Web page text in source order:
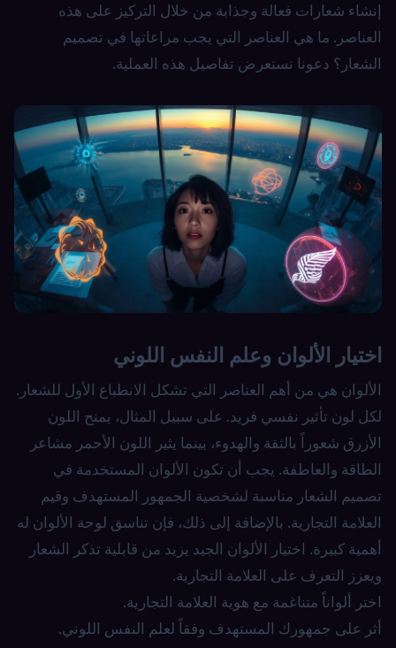
إنشاء شعارات فعالة وجذابة من خلال التركيز على هذه
العناصر. ما هي العناصر التي يجب مراعاتها في تصميم
الشعار؟ دعونا نستعرض تفاصيل هذه العملية.
اختيار الألوان وعلم النفس اللوني
الألوان هي من أهم العناصر التي تشكل الانطباع الأول للشعار.
لكل لون تأثير نفسي فريد. على سبيل المثال، يمنح اللون
الأزرق شعوراً بالثقة والهدوء، بينما يثير اللون الأحمر مشاعر
الطاقة والعاطفة. يجب أن تكون الألوان المستخدمة في
تصميم الشعار مناسبة لشخصية الجمهور المستهدف وقيم
العلامة التجارية. بالإضافة إلى ذلك، فإن تناسق لوحة الألوان له
أهمية كبيرة. اختيار الألوان الجيد يزيد من قابلية تذكر الشعار
ويعزز التعرف على العلامة التجارية.
اختر ألواناً متناغمة مع هوية العلامة التجارية.
أثر على جمهورك المستهدف وفقاً لعلم النفس اللوني.